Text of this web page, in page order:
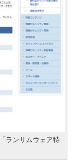
ランサムウェア特